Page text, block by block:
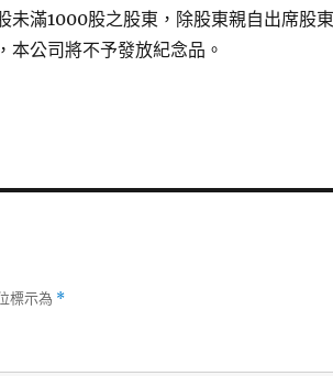
未滿1000股之股東，除股東親自出席股
本公司將不予發放紀念品。
標示為 *